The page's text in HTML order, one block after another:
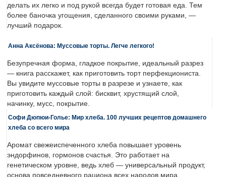
делать их легко и под рукой всегда будет готовая еда. Тем
более баночка угощения, сделанного своими руками, —
лучший подарок.
Анна Аксёнова: Муссовые торты. Легче легкого!
Безупречная форма, гладкое покрытие, идеальный разрез
— книга расскажет, как приготовить торт перфекциониста.
Вы увидите муссовые торты в разрезе и узнаете, как
приготовить каждый слой: бисквит, хрустящий слой,
начинку, мусс, покрытие.
Софи Дюпюи-Голье: Мир хлеба. 100 лучших рецептов домашнего
хлеба со всего мира
Аромат свежеиспеченного хлеба повышает уровень
эндорфинов, гормонов счастья. Это работает на
генетическом уровне, ведь хлеб — универсальный продукт,
основа повседневного рациона всех народов мира.